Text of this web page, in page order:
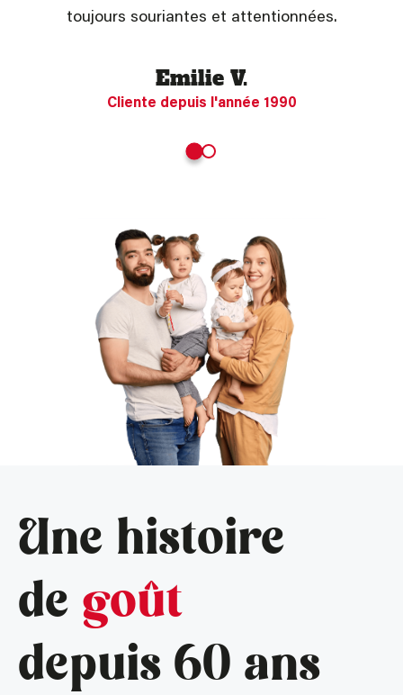
toujours souriantes et attentionnées.
Emilie V.
Cliente depuis l'année 1990
Une histoire
de goût
depuis 60 ans